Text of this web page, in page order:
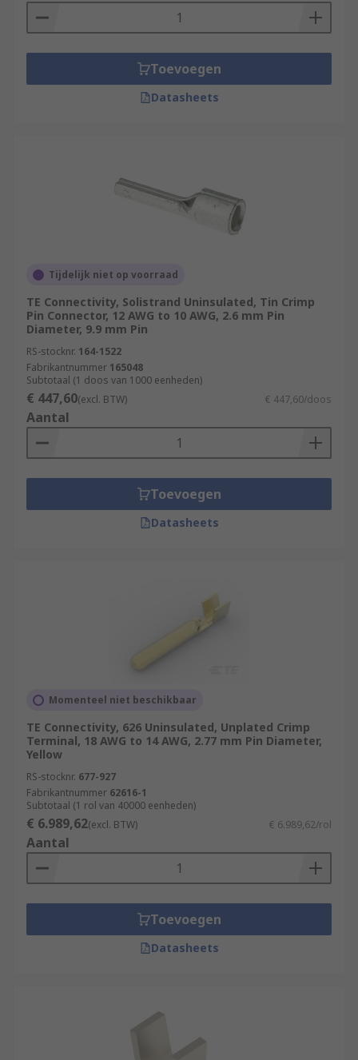
Toevoegen
Datasheets
Tijdelijk niet op voorraad
TE Connectivity, Solistrand Uninsulated, Tin Crimp
Pin Connector, 12 AWG to 10 AWG, 2.6 mm Pin
Diameter, 9.9 mm Pin
RS-stocknr. 164-1522
Fabrikantnummer 165048
Subtotaal (1 doos van 1000 eenheden)
€ 447,60(excl. BTW) € 447,60/doos
Aantal
Toevoegen
Datasheets
Momenteel niet beschikbaar
TE Connectivity, 626 Uninsulated, Unplated Crimp
Terminal, 18 AWG to 14 AWG, 2.77 mm Pin Diameter,
Yellow
RS-stocknr. 677-927
Fabrikantnummer 62616-1
Subtotaal (1 rol van 40000 eenheden)
€ 6.989,62(excl. BTW) € 6.989,62/rol
Aantal
Toevoegen
Datasheets